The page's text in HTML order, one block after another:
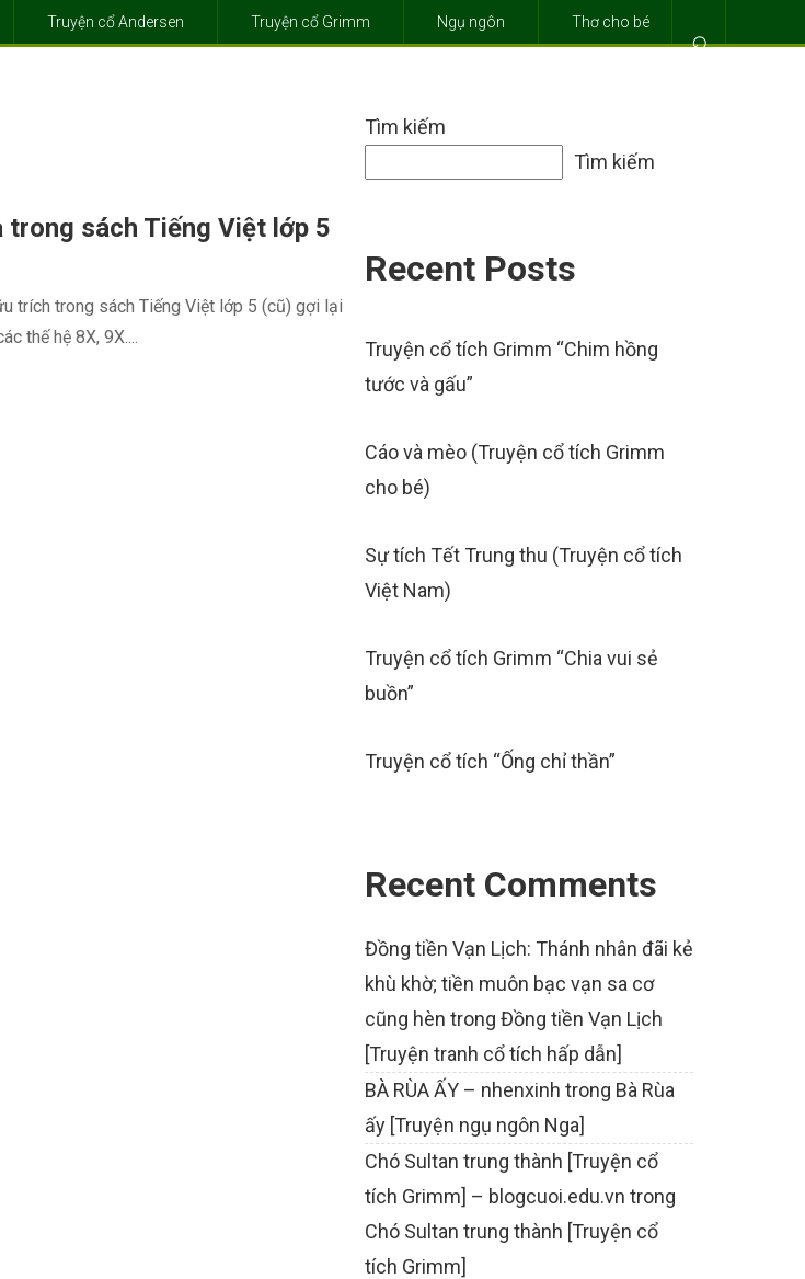
⌕
Truyện cổ Andersen Truyện cổ Grimm Ngụ ngôn Thơ cho bé
trong sách Tiếng Việt lớp 5
trích trong sách Tiếng Việt lớp 5 (cũ) gợi lại
thế hệ 8X, 9X....
Tìm kiếm
Tìm kiếm
Recent Posts
Truyện cổ tích Grimm “Chim hồng
tước và gấu”
Cáo và mèo (Truyện cổ tích Grimm
cho bé)
Sự tích Tết Trung thu (Truyện cổ tích
Việt Nam)
Truyện cổ tích Grimm “Chia vui sẻ
buồn”
Truyện cổ tích “Ống chỉ thần”
Recent Comments
Đồng tiền Vạn Lịch: Thánh nhân đãi kẻ
khù khờ; tiền muôn bạc vạn sa cơ
cũng hèn trong Đồng tiền Vạn Lịch
[Truyện tranh cổ tích hấp dẫn]
BÀ RÙA ẤY – nhenxinh trong Bà Rùa
ấy [Truyện ngụ ngôn Nga]
Chó Sultan trung thành [Truyện cổ
tích Grimm] – blogcuoi.edu.vn trong
Chó Sultan trung thành [Truyện cổ
tích Grimm]